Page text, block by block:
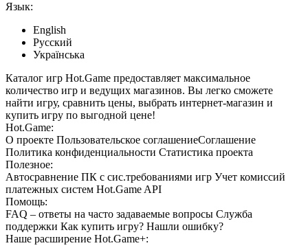
Язык:
English
Русский
Українська
Каталог игр Hot.Game предоставляет максимальное
количество игр и ведущих магазинов. Вы легко сможете
найти игру, сравнить цены, выбрать интернет-магазин и
купить игру по выгодной цене!
Hot.Game:
О проекте Пользовательское соглашениеСоглашение
Политика конфиденциальности Статистика проекта
Полезное:
Автосравнение ПК с сис.требованиями игр Учет комиссий
платежных систем Hot.Game API
Помощь:
FAQ – ответы на часто задаваемые вопросы Служба
поддержки Как купить игру? Нашли ошибку?
Наше расширение Hot.Game+: